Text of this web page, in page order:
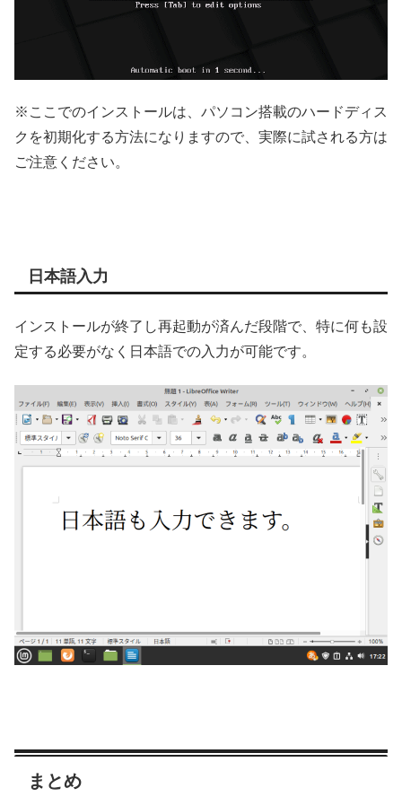
※ここでのインストールは、パソコン搭載のハードディス
クを初期化する方法になりますので、実際に試される方は
ご注意ください。
日本語入力
インストールが終了し再起動が済んだ段階で、特に何も設
定する必要がなく日本語での入力が可能です。
まとめ